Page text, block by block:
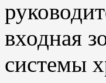
входная
системы